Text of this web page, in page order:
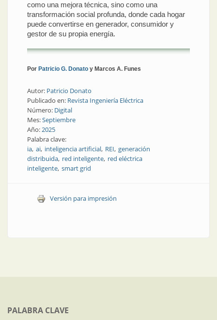
como una mejora técnica, sino como una
transformación social profunda, donde cada hogar
puede convertirse en generador, consumidor y
gestor de su propia energía.
Por Patricio G. Donato y Marcos A. Funes
Autor: Patricio Donato
Publicado en: Revista Ingeniería Eléctrica
Número: Digital
Mes:Septiembre
Año:2025
Palabra clave:
ia ai inteligencia artificial REI generación
distribuida red inteligente red eléctrica
inteligente smart grid
Versión para impresión
PALABRA CLAVE